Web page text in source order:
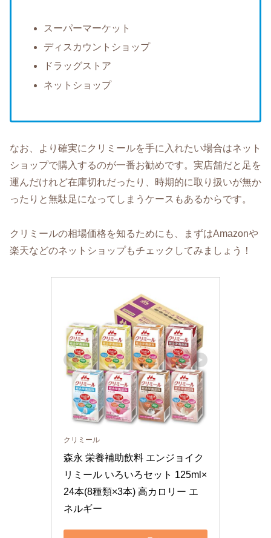
スーパーマーケット
ディスカウントショップ
ドラッグストア
ネットショップ
なお、より確実にクリミールを手に入れたい場合はネット
ショップで購入するのが一番お勧めです。実店舗だと足を
運んだけれど在庫切れだったり、時期的に取り扱いが無か
ったりと無駄足になってしまうケースもあるからです。
クリミールの相場価格を知るためにも、まずはAmazonや
楽天などのネットショップもチェックしてみましょう！
クリミール
森永 栄養補助飲料 エンジョイク
リミール いろいろセット 125ml×
24本(8種類×3本) 高カロリー エ
ネルギー